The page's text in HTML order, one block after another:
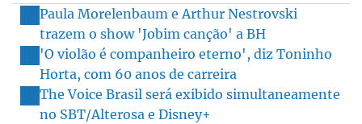
Paula Morelenbaum e Arthur Nestrovski
trazem o show 'Jobim canção' a BH
'O violão é companheiro eterno', diz Toninho
Horta, com 60 anos de carreira
The Voice Brasil será exibido simultaneamente
no SBT/Alterosa e Disney+